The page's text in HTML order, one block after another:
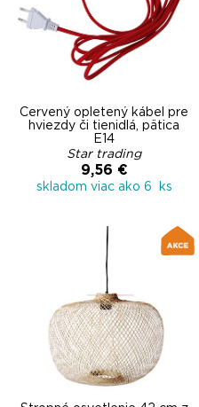
Červený opletený kábel pre
hviezdy či tienidlá, pätica
E14
Star trading
9,56 €
skladom viac ako 6 ks